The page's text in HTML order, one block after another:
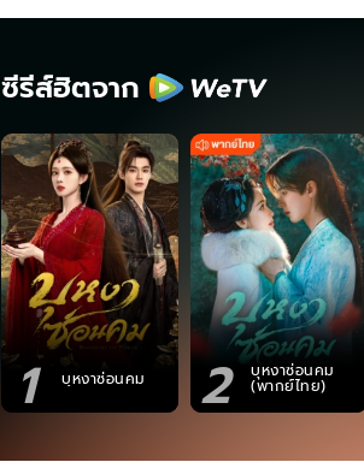
ซีรีส์ฮิตจาก
1 บุหงาซ่อนคม 2 บุหงาซ่อนคม
(พากย์ไทย)